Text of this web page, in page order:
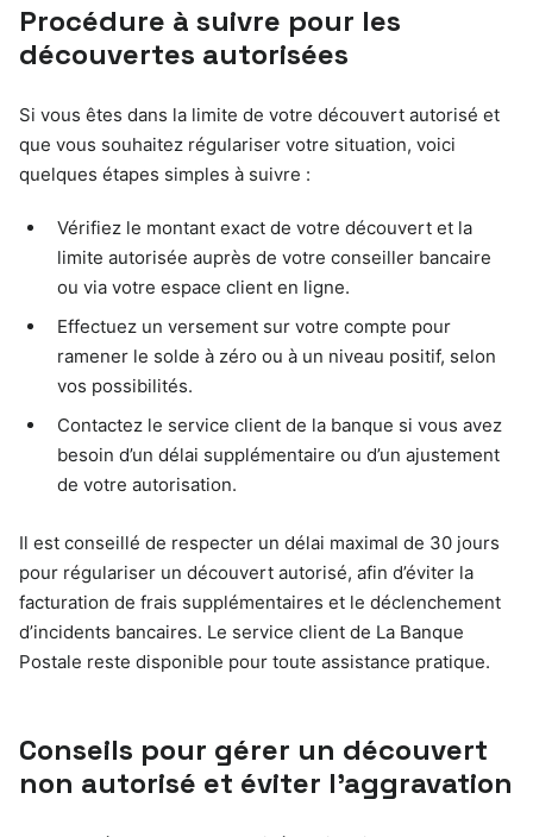
Procédure à suivre pour les
découvertes autorisées
Si vous êtes dans la limite de votre découvert autorisé et
que vous souhaitez régulariser votre situation, voici
quelques étapes simples à suivre :
Vérifiez le montant exact de votre découvert et la
limite autorisée auprès de votre conseiller bancaire
ou via votre espace client en ligne.
Effectuez un versement sur votre compte pour
ramener le solde à zéro ou à un niveau positif, selon
vos possibilités.
Contactez le service client de la banque si vous avez
besoin d’un délai supplémentaire ou d’un ajustement
de votre autorisation.
Il est conseillé de respecter un délai maximal de 30 jours
pour régulariser un découvert autorisé, afin d’éviter la
facturation de frais supplémentaires et le déclenchement
d’incidents bancaires. Le service client de La Banque
Postale reste disponible pour toute assistance pratique.
Conseils pour gérer un découvert
non autorisé et éviter l’aggravation